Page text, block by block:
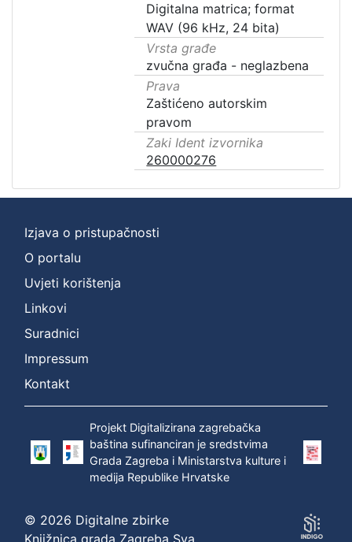
Digitalna matrica; format
WAV (96 kHz, 24 bita)
Vrsta građe
zvučna građa - neglazbena
Prava
Zaštićeno autorskim
pravom
Zaki Ident izvornika
260000276
Izjava o pristupačnosti
O portalu
Uvjeti korištenja
Linkovi
Suradnici
Impressum
Kontakt
Projekt Digitalizirana zagrebačka
baština sufinanciran je sredstvima
Grada Zagreba i Ministarstva kulture i
medija Republike Hrvatske
© 2026 Digitalne zbirke
Knjižnica grada Zagreba Sva